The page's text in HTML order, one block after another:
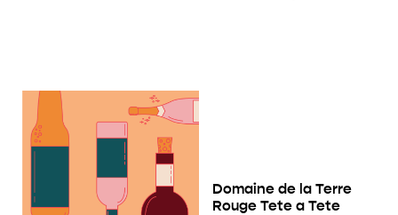
Domaine de la Terre
Rouge Tete a Tete